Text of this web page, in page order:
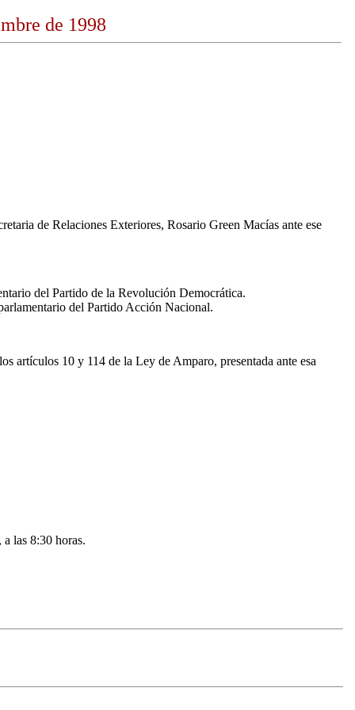
de 1998
de Relaciones Exteriores, Rosario Green Macías ante ese
del Partido de la Revolución Democrática.
del Partido Acción Nacional.
artículos 10 y 114 de la Ley de Amparo, presentada ante esa
las 8:30 horas.